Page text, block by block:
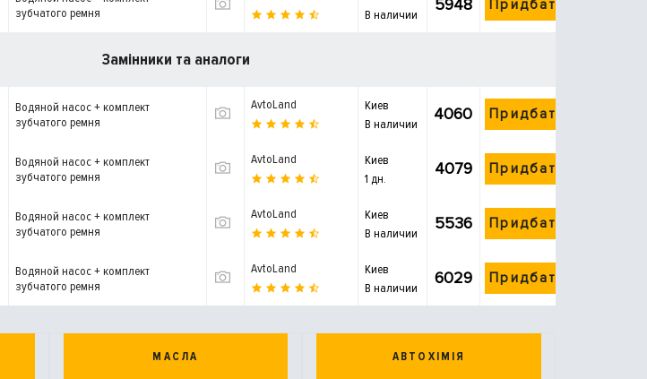
зубчатого ремня
В наличии
5948 Придбати
Замінники та аналоги
Водяной насос + комплект
зубчатого ремня
AvtoLand
Киев
В наличии
4060 Придбати
Водяной насос + комплект
зубчатого ремня
AvtoLand
Киев
1 дн.
4079 Придбати
Водяной насос + комплект
зубчатого ремня
AvtoLand
Киев
В наличии
5536 Придбати
Водяной насос + комплект
зубчатого ремня
AvtoLand
Киев
В наличии
6029 Придбати
МАСЛА АВТОХІМІЯ